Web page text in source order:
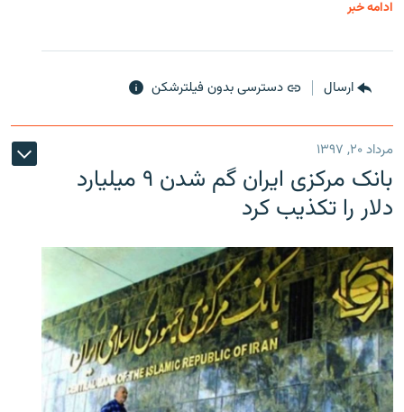
ادامه خبر
ارسال دسترسی بدون فیلترشکن
مرداد ۲۰, ۱۳۹۷
بانک مرکزی ایران گم شدن ۹ میلیارد
دلار را تکذیب کرد